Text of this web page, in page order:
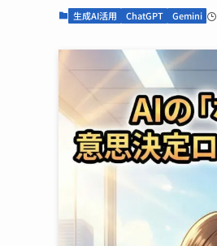
生成AI活用 ChatGPT Gemini